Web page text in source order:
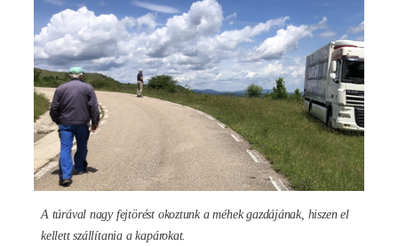
A túrával nagy fejtörést okoztunk a méhek gazdájának, hiszen el
kellett szállítania a kapárokat.